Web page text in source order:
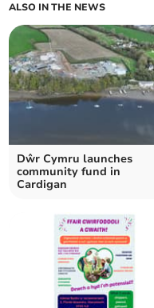
ALSO IN THE NEWS
Dŵr Cymru launches
community fund in
Cardigan